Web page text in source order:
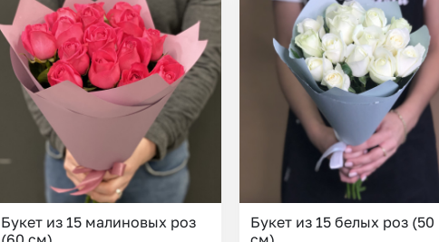
Букет из 15 малиновых роз
Букет из 15 белых роз (50